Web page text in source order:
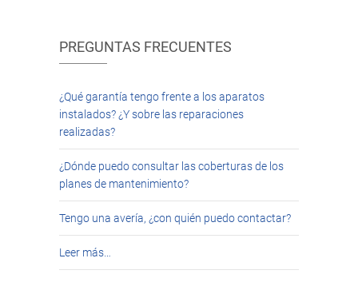
PREGUNTAS FRECUENTES
¿Qué garantía tengo frente a los aparatos
instalados? ¿Y sobre las reparaciones
realizadas?
¿Dónde puedo consultar las coberturas de los
planes de mantenimiento?
Tengo una avería, ¿con quién puedo contactar?
Leer más…